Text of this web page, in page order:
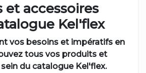
et accessoires
Kel'flex
vos besoins et impératifs en
tous vos produits et
du catalogue Kel'flex.